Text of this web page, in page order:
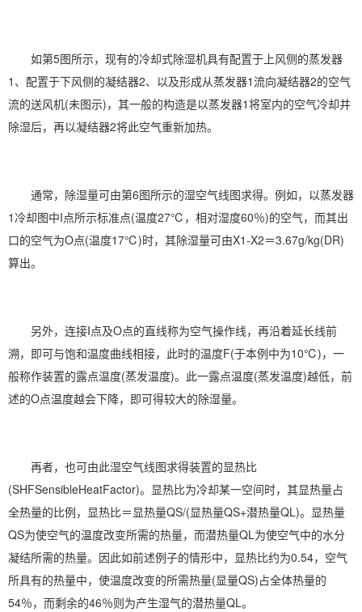
如第5图所示，现有的冷却式除湿机具有配置于上风侧的蒸发器
1、配置于下风侧的凝结器2、以及形成从蒸发器1流向凝结器2的空气
流的送风机(未图示)，其一般的构造是以蒸发器1将室内的空气冷却并
除湿后，再以凝结器2将此空气重新加热。
通常，除湿量可由第6图所示的湿空气线图求得。例如，以蒸发器
1冷却图中I点所示标准点(温度27℃，相对湿度60％)的空气，而其出
口的空气为O点(温度17℃)时，其除湿量可由X1-X2＝3.67g/kg(DR)
算出。
另外，连接I点及O点的直线称为空气操作线，再沿着延长线前
溯，即可与饱和温度曲线相接，此时的温度F(于本例中为10℃)，一
般称作装置的露点温度(蒸发温度)。此一露点温度(蒸发温度)越低，前
述的O点温度越会下降，即可得较大的除湿量。
再者，也可由此湿空气线图求得装置的显热比
(SHFSensibleHeatFactor)。显热比为冷却某一空间时，其显热量占
全热量的比例，显热比＝显热量QS/(显热量QS+潜热量QL)。显热量
QS为使空气的温度改变所需的热量，而潜热量QL为使空气中的水分
凝结所需的热量。因此如前述例子的情形中，显热比约为0.54，空气
所具有的热量中，使温度改变的所需热量(显量QS)占全体热量的
54％，而剩余的46％则为产生湿气的潜热量QL。